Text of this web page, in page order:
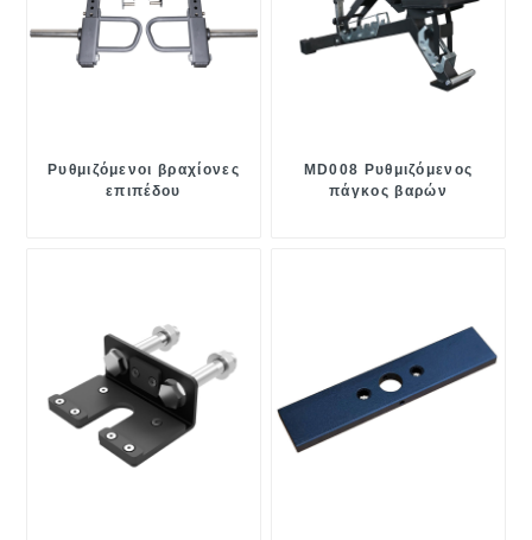
Ρυθμιζόμενοι βραχίονες
επιπέδου
MD008 Ρυθμιζόμενος
πάγκος βαρών